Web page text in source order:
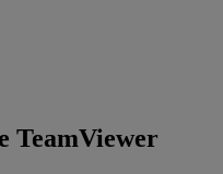
TeamViewer